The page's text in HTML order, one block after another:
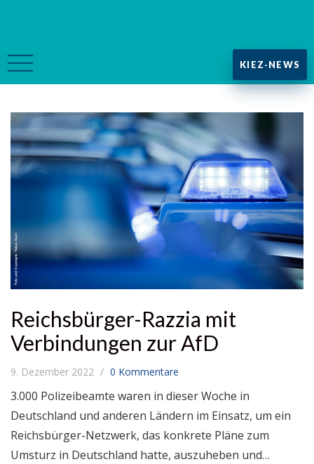
KIEZ-NEWS
Reichsbürger-Razzia mit
Verbindungen zur AfD
9. Dezember 2022 0 Kommentare
3.000 Polizeibeamte waren in dieser Woche in
Deutschland und anderen Ländern im Einsatz, um ein
Reichsbürger-Netzwerk, das konkrete Pläne zum
Umsturz in Deutschland hatte, auszuheben und…